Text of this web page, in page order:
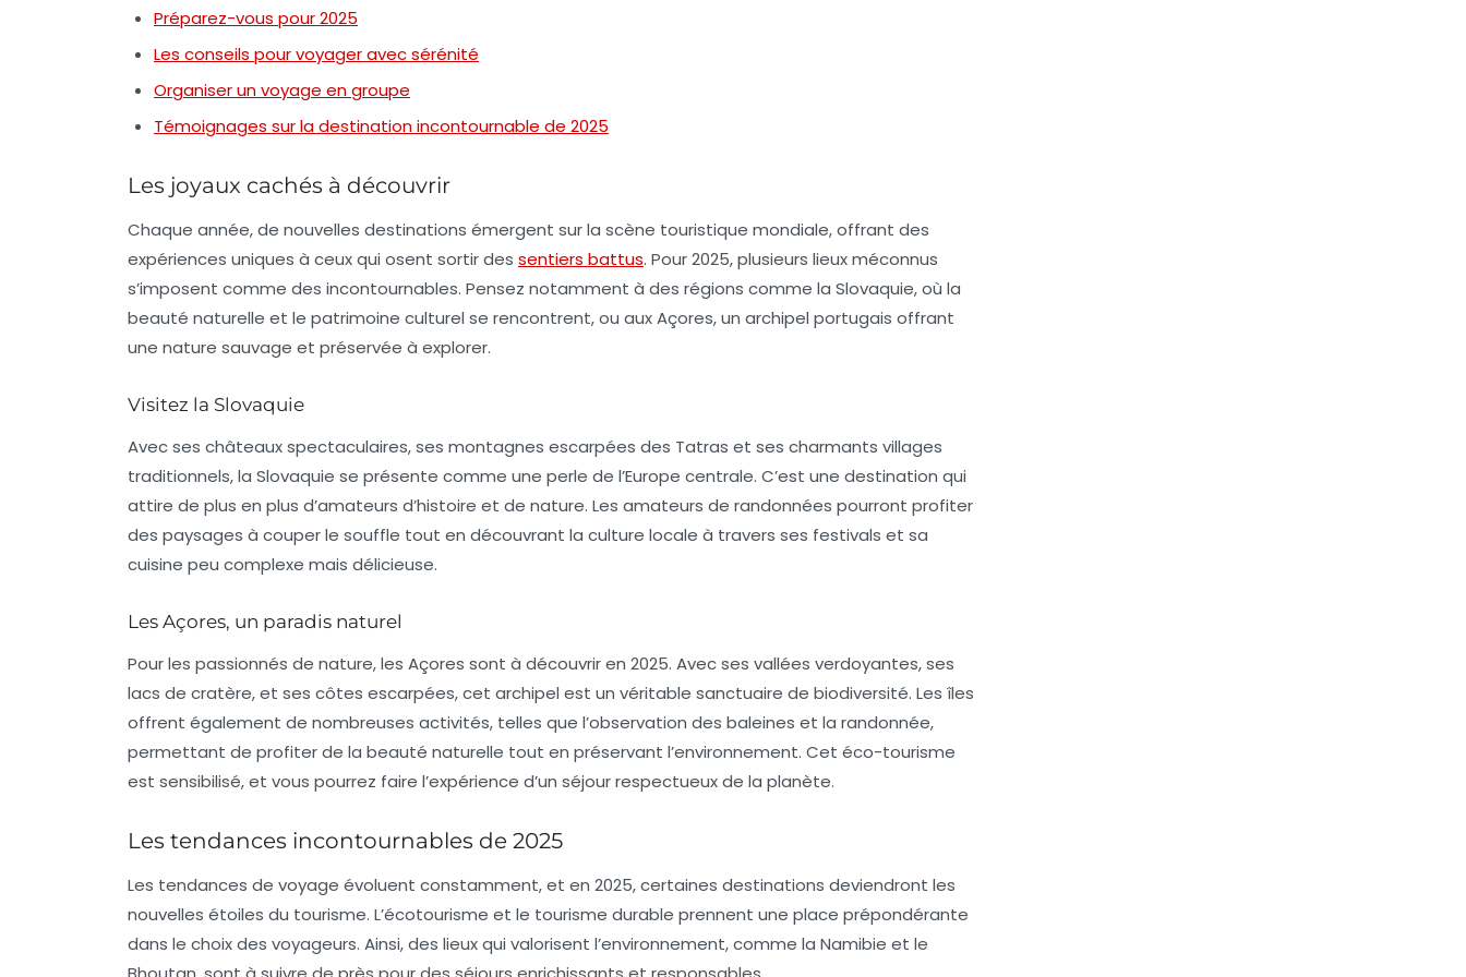
Préparez-vous pour 2025
Les conseils pour voyager avec sérénité
Organiser un voyage en groupe
Témoignages sur la destination incontournable de 2025
Les joyaux cachés à découvrir
Chaque année, de nouvelles destinations émergent sur la scène touristique mondiale, offrant des
expériences uniques à ceux qui osent sortir des sentiers battus. Pour 2025, plusieurs lieux méconnus
s’imposent comme des incontournables. Pensez notamment à des régions comme la Slovaquie, où la
beauté naturelle et le patrimoine culturel se rencontrent, ou auxAçores, un archipel portugais offrant
une nature sauvage et préservée à explorer.
Visitez la Slovaquie
Avec ses châteaux spectaculaires, ses montagnes escarpées des Tatras et ses charmants villages
traditionnels, la Slovaquie se présente comme une perle de l’Europe centrale. C’est une destination qui
attire de plus en plus d’amateurs d’histoire et de nature. Les amateurs de randonnées pourront profiter
des paysages à couper le souffle tout en découvrant la culture locale à travers ses festivals et sa
cuisine peu complexe mais délicieuse.
Les Açores, un paradis naturel
Pour les passionnés de nature, les Açores sont à découvrir en 2025. Avec ses vallées verdoyantes, ses
lacs de cratère, et ses côtes escarpées, cet archipel est un véritable sanctuaire de biodiversité. Les îles
offrent également de nombreuses activités, telles que l’observation des baleines et la randonnée,
permettant de profiter de la beauté naturelle tout en préservant l’environnement. Cet éco-tourisme
est sensibilisé, et vous pourrez faire l’expérience d’un séjour respectueux de la planète.
Les tendances incontournables de 2025
Les tendances de voyage évoluent constamment, et en 2025, certaines destinations deviendront les
nouvelles étoiles du tourisme. L’écotourisme et le tourisme durable prennent une place prépondérante
dans le choix des voyageurs. Ainsi, des lieux qui valorisent l’environnement, comme la Namibie et le